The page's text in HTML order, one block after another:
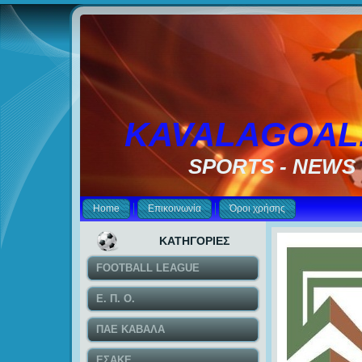
SPORTS - NEWS
Home Επικοινωνία Όροι χρήσης
ΚΑΤΗΓΟΡΙΕΣ
FOOTBALL LEAGUE
Ε. Π. Ο.
ΠΑΕ ΚΑΒΑΛΑ